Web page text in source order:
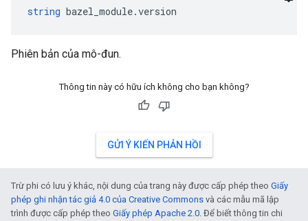
string bazel_module.version
Phiên bản của mô-đun.
Thông tin này có hữu ích không cho bạn không?
GỬI Ý KIẾN PHẢN HỒI
Trừ phi có lưu ý khác, nội dung của trang này được cấp phép theo Giấy
phép ghi nhận tác giả 4.0 của Creative Commons và các mẫu mã lập
trình được cấp phép theo Giấy phép Apache 2.0. Để biết thông tin chi